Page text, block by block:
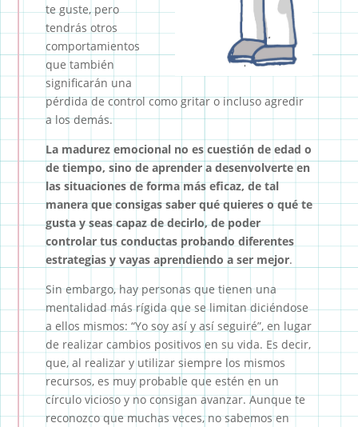
te guste, pero
tendrás otros
comportamientos
que también
significarán una
pérdida de control como gritar o incluso agredir
a los demás.
La madurez emocional no es cuestión de edad o
de tiempo, sino de aprender a desenvolverte en
las situaciones de forma más eficaz, de tal
manera que consigas saber qué quieres o qué te
gusta y seas capaz de decirlo, de poder
controlar tus conductas probando diferentes
estrategias y vayas aprendiendo a ser mejor.
Sin embargo, hay personas que tienen una
mentalidad más rígida que se limitan diciéndose
a ellos mismos: “Yo soy así y así seguiré”, en lugar
de realizar cambios positivos en su vida. Es decir,
que, al realizar y utilizar siempre los mismos
recursos, es muy probable que estén en un
círculo vicioso y no consigan avanzar. Aunque te
reconozco que muchas veces, no sabemos en